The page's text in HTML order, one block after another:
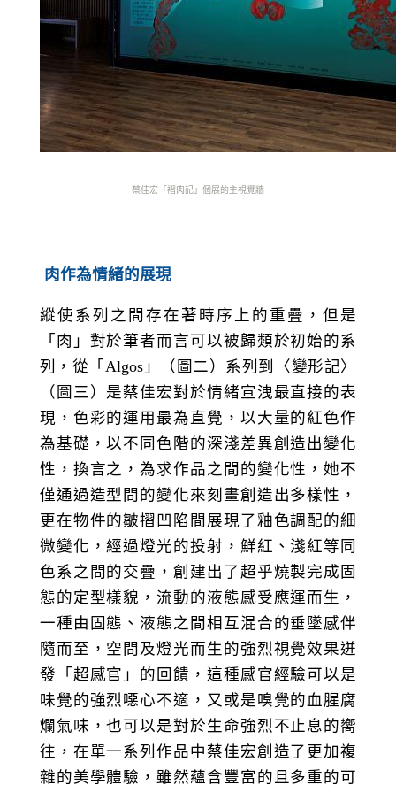
蔡佳宏「褶肉記」個展的主視覺牆
肉作為情緒的展現
縱使系列之間存在著時序上的重疊，但是
「肉」對於筆者而言可以被歸類於初始的系
列，從「Algos 」（圖二）系列到〈變形記〉
（圖三）是蔡佳宏對於情緒宣洩最直接的表
現，色彩的運用最為直覺，以大量的紅色作
為基礎，以不同色階的深淺差異創造出變化
性，換言之，為求作品之間的變化性，她不
僅通過造型間的變化來刻畫創造出多樣性，
更在物件的皺摺凹陷間展現了釉色調配的細
微變化，經過燈光的投射，鮮紅、淺紅等同
色系之間的交疊，創建出了超乎燒製完成固
態的定型樣貌，流動的液態感受應運而生，
一種由固態、液態之間相互混合的垂墜感伴
隨而至，空間及燈光而生的強烈視覺效果迸
發「超感官」的回饋，這種感官經驗可以是
味覺的強烈噁心不適，又或是嗅覺的血腥腐
爛氣味，也可以是對於生命強烈不止息的嚮
往，在單一系列作品中蔡佳宏創造了更加複
雜的美學體驗，雖然蘊含豐富的且多重的可